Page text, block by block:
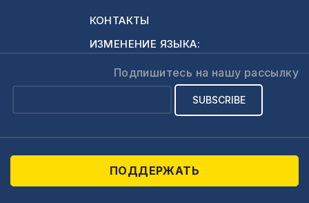
КОНТАКТЫ
ИЗМЕНЕНИЕ ЯЗЫКА:
Подпишитесь на нашу рассылку
ПОДДЕРЖАТЬ